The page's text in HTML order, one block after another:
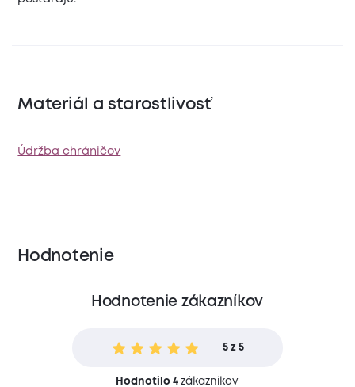
Materiál a starostlivosť
Údržba chráničov
Hodnotenie
Hodnotenie zákazníkov
5 z 5
Hodnotilo 4 zákazníkov